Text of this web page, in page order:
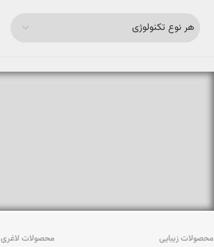
هر نوع تکنولوژی
محصولات زیبایی محصولات لاغری